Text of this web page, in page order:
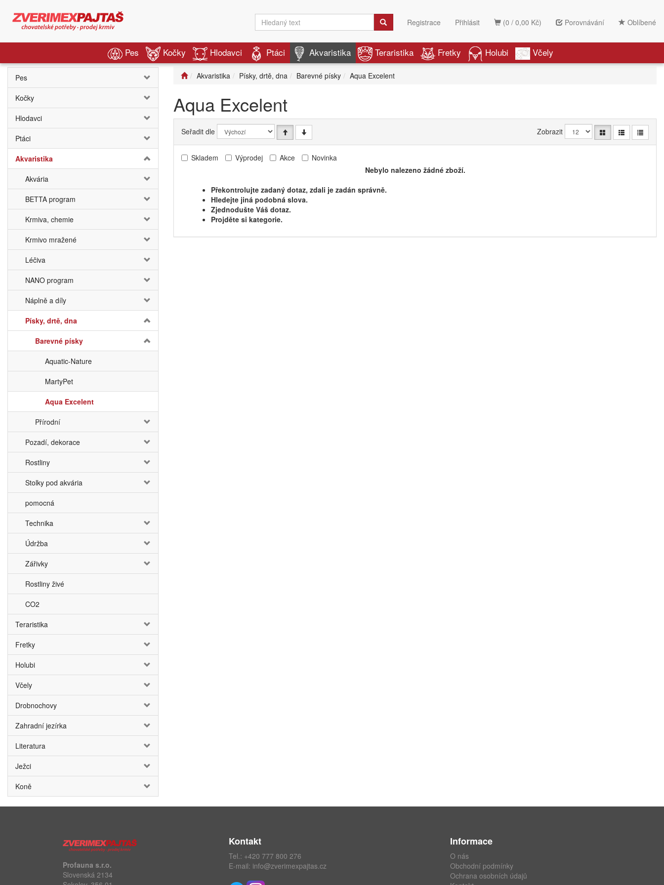
(0 / 0,00 Kč) Porovnávání Oblíbené
Registrace Přihlásit
Pes Kočky Hlodavci Ptáci Akvaristika Teraristika Fretky Holubi Včely
Pes
Kočky
Hlodavci
Ptáci
Akvaristika
Akvária
BETTA program
Krmiva, chemie
Krmivo mražené
Léčiva
NANO program
Náplně a díly
Písky, drtě, dna
Barevné písky
Aquatic-Nature
MartyPet
Aqua Excelent
Přírodní
Pozadí, dekorace
Rostliny
Stolky pod akvária
pomocná
Technika
Údržba
Zářivky
Rostliny živé
CO2
Teraristika
Fretky
Holubi
Včely
Drobnochovy
Zahradní jezírka
Literatura
Ježci
Koně
Akvaristika Písky, drtě, dna Barevné písky Aqua Excelent
Aqua Excelent
Seřadit dle Zobrazit
Skladem Výprodej Akce
Novinka
Nebylo nalezeno žádné zboží.
Překontrolujte zadaný dotaz, zdali je zadán správně.
Hledejte jiná podobná slova.
Zjednodušte Váš dotaz.
Projděte si kategorie.
Profauna s.r.o.
Slovenská 2134
Kontakt
Tel.: +420 777 800 276
E-mail: info@zverimexpajtas.cz
Informace
O nás
Obchodní podmínky
Ochrana osobních údajů